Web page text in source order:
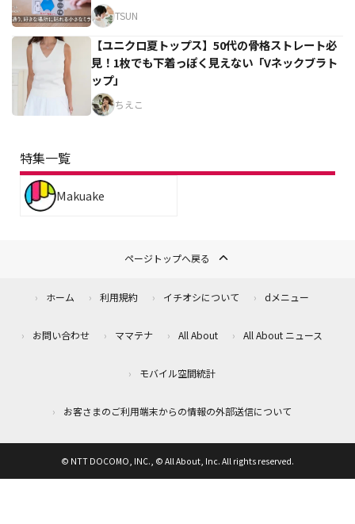
TSUN
【ユニクロ夏トップス】50代の骨格ストレート必
見！1枚でも下着っぽく見えない「Vネックブラト
ップ」
ちえこ
特集一覧
Makuake
ページトップへ戻る
ホーム 利用規約 イチオシについて dメニュー
お問い合わせ ママテナ All About All About ニュース
モバイル空間統計
お客さまのご利用端末からの情報の外部送信について
© NTT DOCOMO, INC., © All About, Inc. All rights reserved.